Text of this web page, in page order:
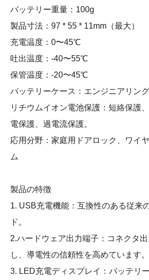
バッテリー重量：100g
製品寸法：97 * 55 * 11mm（最大）
充電温度：0〜45℃
吐出温度：-40〜55℃
保管温度：-20〜45℃
バッテリーケース：エンジニアリン
リチウムイオン電池保護：短絡保護
電保護、過電流保護。
応用分野：家庭用ドアロック、ワイ
ム
製品の特徴
1. USB充電機能：互換性のある従来
ド。
2.ハードウェア出力端子：コネクタ
し、導電性の信頼性を高めています。
3. LED充電ディスプレイ：バッテリ